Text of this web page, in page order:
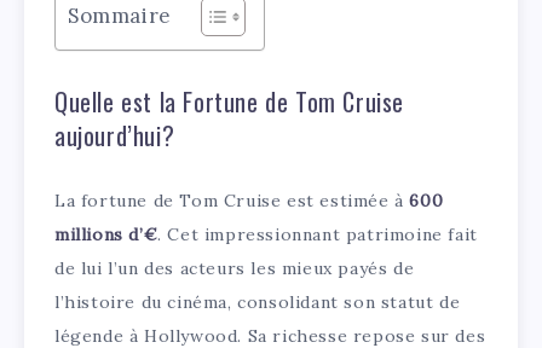
Sommaire
Quelle est la Fortune de Tom Cruise
aujourd’hui?
La fortune de Tom Cruise est estimée à600
millions d’€. Cet impressionnant patrimoine fait
de lui l’un des acteurs les mieux payés de
l’histoire du cinéma, consolidant son statut de
légende à Hollywood. Sa richesse repose sur des